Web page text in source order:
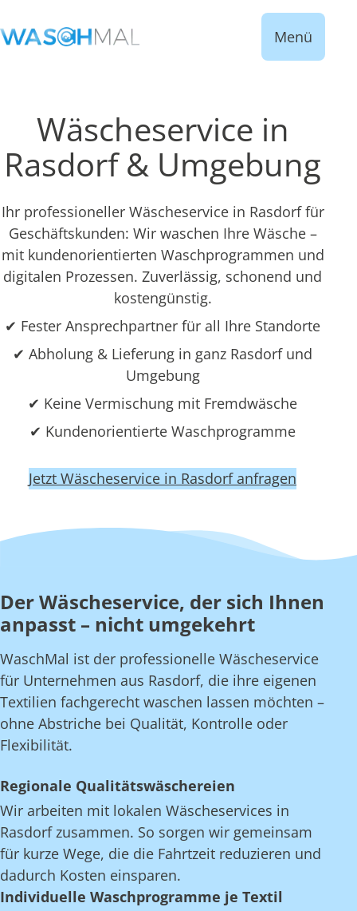
Menü
Wäscheservice in
Rasdorf & Umgebung
Ihr professioneller Wäscheservice in Rasdorf für
Geschäftskunden: Wir waschen Ihre Wäsche –
mit kundenorientierten Waschprogrammen und
digitalen Prozessen. Zuverlässig, schonend und
kostengünstig.
✔ Fester Ansprechpartner für all Ihre Standorte
✔ Abholung & Lieferung in ganz Rasdorf und
Umgebung
✔ Keine Vermischung mit Fremdwäsche
✔ Kundenorientierte Waschprogramme
Jetzt Wäscheservice in Rasdorf anfragen
Der Wäscheservice, der sich Ihnen
anpasst – nicht umgekehrt
WaschMal ist der professionelle Wäscheservice
für Unternehmen aus Rasdorf, die ihre eigenen
Textilien fachgerecht waschen lassen möchten –
ohne Abstriche bei Qualität, Kontrolle oder
Flexibilität.
Regionale Qualitätswäschereien
Wir arbeiten mit lokalen Wäscheservices in
Rasdorf zusammen. So sorgen wir gemeinsam
für kurze Wege, die die Fahrtzeit reduzieren und
dadurch Kosten einsparen.
Individuelle Waschprogramme je Textil